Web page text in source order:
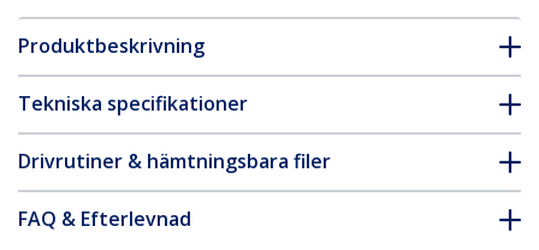
Produktbeskrivning
Tekniska specifikationer
Drivrutiner & hämtningsbara filer
FAQ & Efterlevnad